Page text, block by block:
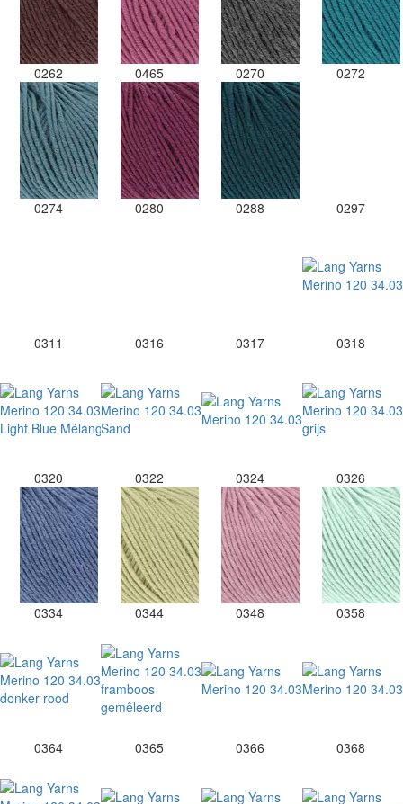
0262 0465 0270 0272
0274 0280 0288 0297
0311 0316 0317 0318
0320 0322 0324 0326
0334 0344 0348 0358
0364 0365 0366 0368